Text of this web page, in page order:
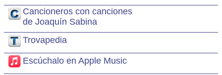
Cancioneros con canciones
de Joaquín Sabina
Trovapedia
Escúchalo en Apple Music